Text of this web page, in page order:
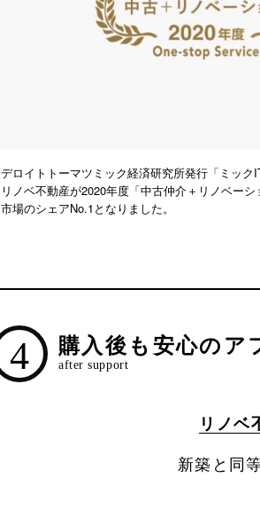
デロイトトーマツミック経済研究所発行「ミック
リノベ不動産が2020年度「中古仲介＋リノベー
市場のシェアNo.1となりました。
4 購入後も安心のア
リノベ
新築と同